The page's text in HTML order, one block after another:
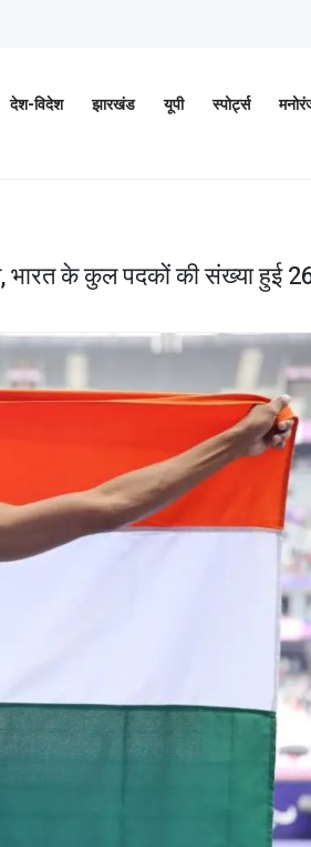
देश-विदेश झारखंड यूपी स्पोर्ट्स
भारत के कुल पदकों की संख्या हुई